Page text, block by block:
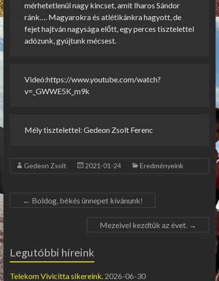
mérhetetlenül nagy kincset, amit Iharos Sándor
ránk…. Magyarokra és atlétikánkra hagyott, de
fejet hajtván nagysága előtt, egy perces tisztelettel
adózunk, gyújtunk mécsest.
Videó:https://www.youtube.com/watch?
v=_GWWE5K_m9k
Mély tisztelettel: Gedeon Zsolt Ferenc
Gedeon Zsolt 2021-01-24 Eredményeink
← Boldog, békés ünnepet kívánunk!
Mezeivel kezdtük az évet. →
Legutóbbi híreink
Telekom Vivicitta sikereink. 2026-06-30